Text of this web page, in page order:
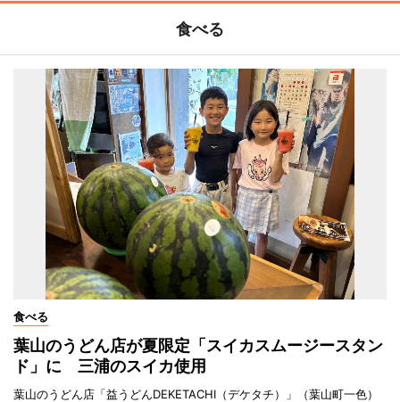
食べる
食べる
葉山のうどん店が夏限定「スイカスムージースタン
ド」に 三浦のスイカ使用
葉山のうどん店「益うどんDEKETACHI（デケタチ）」（葉山町一色）